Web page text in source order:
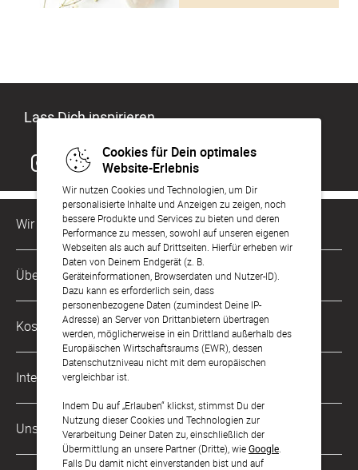
Cookies für Dein optimales
Website-Erlebnis
Wir nutzen Cookies und Technologien, um Dir
personalisierte Inhalte und Anzeigen zu zeigen, noch
bessere Produkte und Services zu bieten und deren
Performance zu messen, sowohl auf unseren eigenen
Webseiten als auch auf Drittseiten. Hierfür erheben wir
Daten von Deinem Endgerät (z. B.
Geräteinformationen, Browserdaten und Nutzer-ID).
Dazu kann es erforderlich sein, dass
personenbezogene Daten (zumindest Deine IP-
Adresse) an Server von Drittanbietern übertragen
werden, möglicherweise in ein Drittland außerhalb des
Europäischen Wirtschaftsraums (EWR), dessen
Datenschutzniveau nicht mit dem europäischen
vergleichbar ist.
Indem Du auf „Erlauben“ klickst, stimmst Du der
Nutzung dieser Cookies und Technologien zur
Verarbeitung Deiner Daten zu, einschließlich der
Übermittlung an unsere Partner (Dritte), wieGoogle
Falls Du damit nicht einverstanden bist und auf
Lass Dich inspirieren
Wir sind für Dich da
Kundenservice-Hotline
0221 956 725 10
Mo. - Fr. von 9 bis 17 Uhr
kontakt@sendmoments.de
Über Uns
Philosophie
Karriere
Impressum
AGB & Widerrufsrecht
Zahlung & Versand
Datenschutz
Kostenlose Services
Musterkarten
Digitale Gästelisten
FAQ & Hilfe
International
Österreich
Schweiz
Unsere Zahlungsarten